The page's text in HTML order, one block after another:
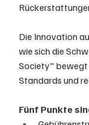
Die Innovation
wie sich die
Society" bewegt
Standards und
Fünf Punkte